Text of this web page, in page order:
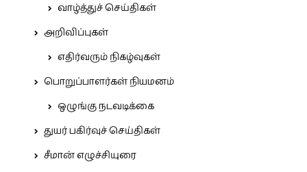
வாழ்த்துச் செய்திகள்
அறிவிப்புகள்
எதிர்வரும் நிகழ்வுகள்
பொறுப்பாளர்கள் நியமனம்
ஒழுங்கு நடவடிக்கை
துயர் பகிர்வுச் செய்திகள்
சீமான் எழுச்சியுரை